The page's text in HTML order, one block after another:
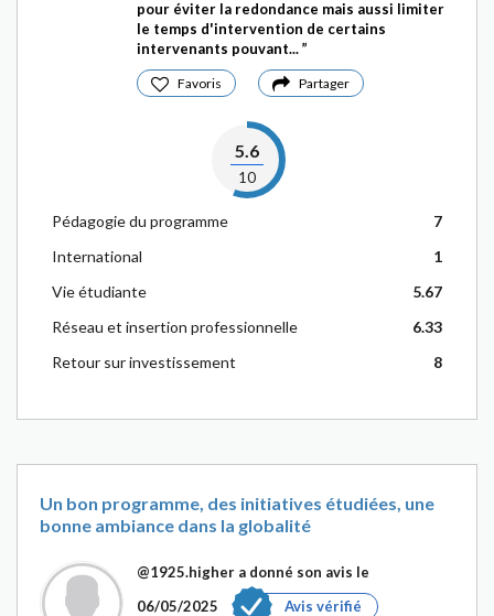
pour éviter la redondance mais aussi limiter
le temps d'intervention de certains
intervenants pouvant...
Favoris Partager
5.6
10
Pédagogie du programme
7
International
1
Vie étudiante
5.67
Réseau et insertion professionnelle
6.33
Retour sur investissement
8
Un bon programme, des initiatives étudiées, une
bonne ambiance dans la globalité
@1925.higher a donné son avis le
06/05/2025
Avis vérifié